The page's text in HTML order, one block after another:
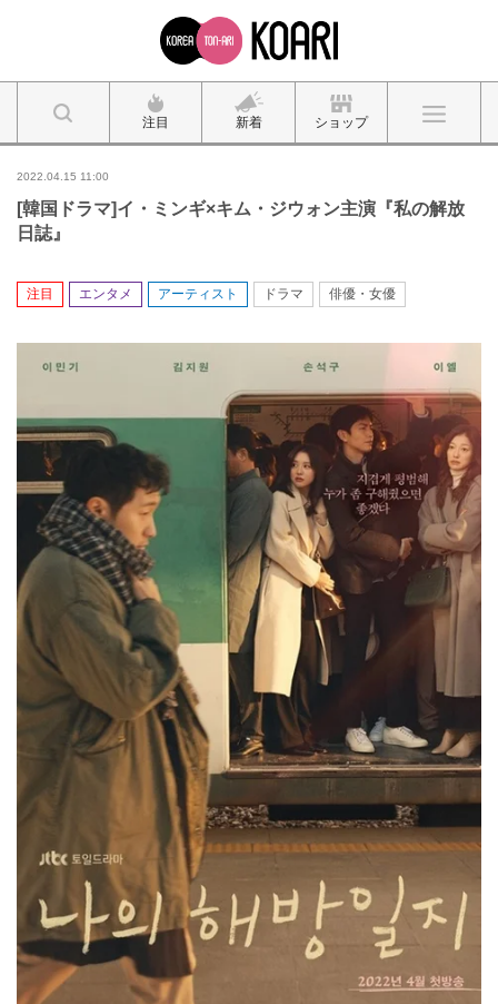
注目 新着 ショップ
2022.04.15 11:00
[韓国ドラマ]イ・ミンギ×キム・ジウォン主演『私の解放
日誌』
注目 エンタメ アーティスト ドラマ 俳優・女優